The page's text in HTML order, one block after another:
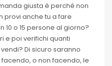
giusta è perché non
provi anche tu a fare
o 15 persone al giorno?
e poi verifichi quanti
Di sicuro saranno
o non facendo, le